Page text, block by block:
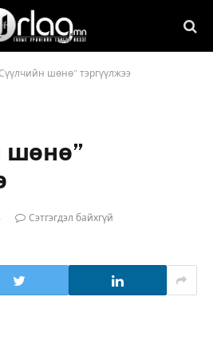
шөнө” тэргүүлжээ
шөнө”
Сэтгэгдэл байхгүй